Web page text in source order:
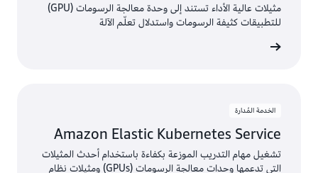
مثيلات عالية الأداء تستند إلى وحدة معالجة الرسومات (GPU)
للتطبيقات كثيفة الرسومات واستدلال تعلّم الآلة
الخدمة المُدارة
Amazon Elastic Kubernetes Service
تشغيل مهام التدريب الموزعة بكفاءة باستخدام أحدث المثيلات
التي تدعمها وحدات معالجة الرسومات (GPUs) ومثيلات نظام